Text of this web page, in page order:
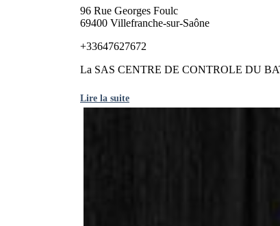
96 Rue Georges Foulc
69400 Villefranche-sur-Saône
+33647627672
La SAS CENTRE DE CONTROLE DU
Lire la suite